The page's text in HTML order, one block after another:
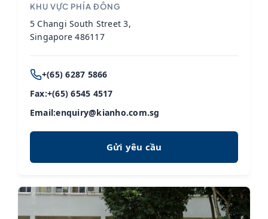
KHU VỰC PHÍA ĐÔNG
5 Changi South Street 3,
Singapore 486117
+(65) 6287 5866
Fax:+(65) 6545 4517
Email:enquiry@kianho.com.sg
Gửi yêu cầu